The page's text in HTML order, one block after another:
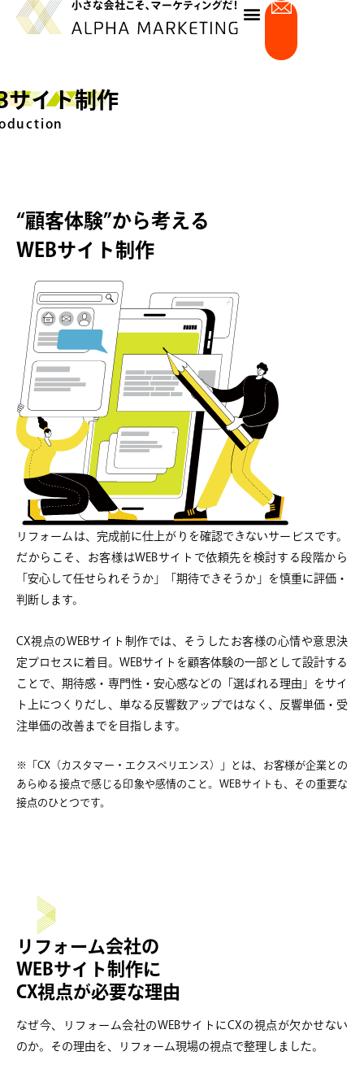
ッ
プ
サイト制作​
“顧客体験”から考える
WEBサイト制作
リフォームは、完成前に仕上がりを確認できないサービスです。
だからこそ、お客様はWEBサイトで依頼先を検討する段階から
「安心して任せられそうか」「期待できそうか」を慎重に評価・
判断します。
CX視点のWEBサイト制作では、そうしたお客様の心情や意思決
定プロセスに着目。WEBサイトを顧客体験の一部として設計する
ことで、期待感・専門性・安心感などの「選ばれる理由」をサイ
ト上につくりだし、単なる反響数アップではなく、反響単価・受
注単価の改善までを目指します。
※「CX（カスタマー・エクスペリエンス）」とは、お客様が企業との
あらゆる接点で感じる印象や感情のこと。WEBサイトも、その重要な
接点のひとつです。
リフォーム会社の
WEBサイト制作に
CX視点が必要な理由
なぜ今、リフォーム会社のWEBサイトにCXの視点が欠かせない
のか。その理由を、リフォーム現場の視点で整理しました。